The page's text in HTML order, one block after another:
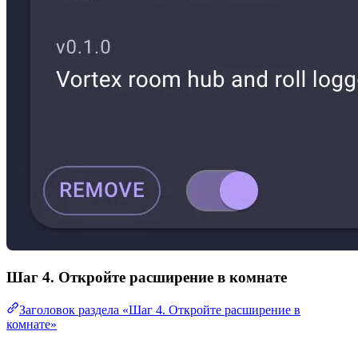
Шаг 4. Откройте расширение в комнате
Заголовок раздела «Шаг 4. Откройте расширение в
комнате»